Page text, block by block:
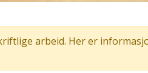
arbeid. Her er